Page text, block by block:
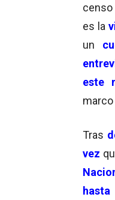
es la
un
este
marco
Tras
vez